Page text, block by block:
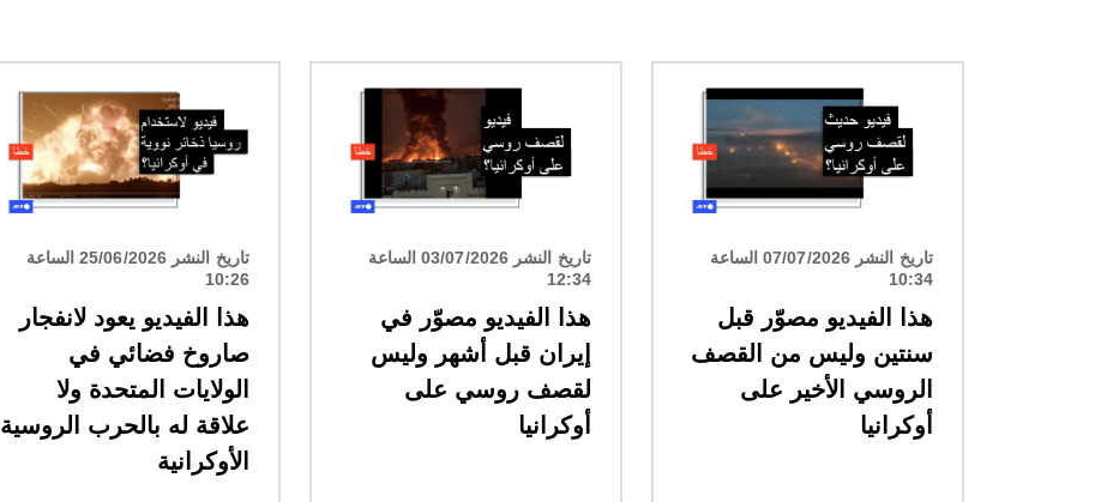
تاريخ النشر 07/07/2026 الساعة
10:34
هذا الفيديو مصوّر قبل
سنتين وليس من القصف
الروسي الأخير على
أوكرانيا
تاريخ النشر 03/07/2026 الساعة
12:34
هذا الفيديو مصوّر في
إيران قبل أشهر وليس
لقصف روسي على
أوكرانيا
تاريخ النشر 25/06/2026 الساعة
10:26
هذا الفيديو يعود لانفجار
صاروخ فضائي في
الولايات المتحدة ولا
علاقة له بالحرب الروسية
الأوكرانية